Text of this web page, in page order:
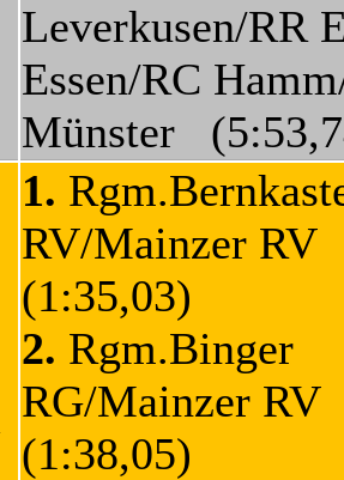
Leverkusen/RR
Essen/RC
Münster
1.
RV/Mainzer RV
(1:35,03)
2. Rgm.Binger
RG/Mainzer RV
(1:38,05)